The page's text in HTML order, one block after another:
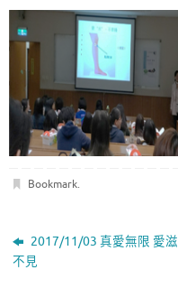
Bookmark.
2017/11/03 真愛無限 愛滋
不見